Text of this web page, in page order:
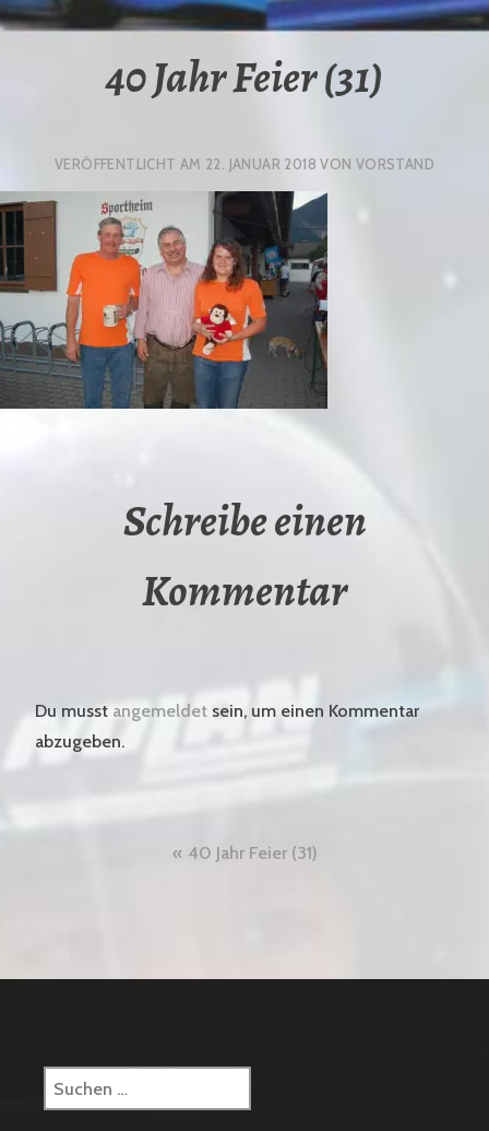
40 Jahr Feier (31)
VERÖFFENTLICHT AM 22. JANUAR 2018 VON VORSTAND
Schreibe einen
Kommentar
Du musst angemeldet sein, um einen Kommentar
abzugeben.
Beitragsnavigation
40 Jahr Feier (31)
Suchen
nach: